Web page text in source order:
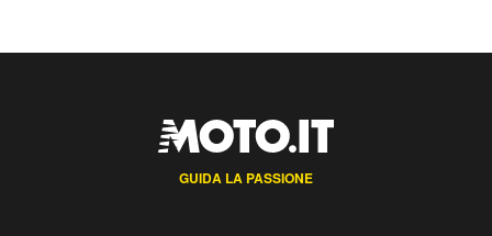
GUIDA LA PASSIONE